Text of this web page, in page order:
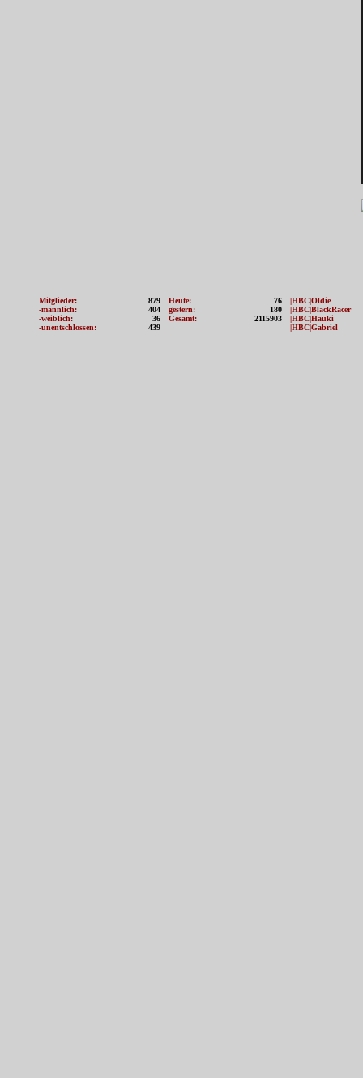
Mitglieder:
879
-männlich:
404
-weiblich:
36
-unentschlossen:
439
Heute:
76
gestern:
180
Gesamt:
2115903
|HBC|Oldie
|HBC|BlackRacer
|HBC|Hauki
|HBC|Gabriel